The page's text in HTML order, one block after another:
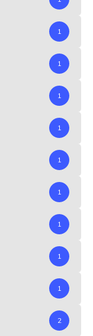
1
1
1
1
1
1
1
1
1
2